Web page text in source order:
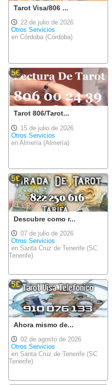
Tarot Visa/806 ...
22 de julio de 2026
Otros Servicios
en Córdoba (Córdoba)
5€
Tarot 806/Tarot...
15 de julio de 2026
Otros Servicios
en Almería (Almería)
5€
Descubre como r...
07 de julio de 2026
Otros Servicios
en Santa Cruz de Tenerife (SC
Tenerife)
5€
Ahora mismo de...
02 de agosto de 2026
Otros Servicios
en Santa Cruz de Tenerife (SC
Tenerife)